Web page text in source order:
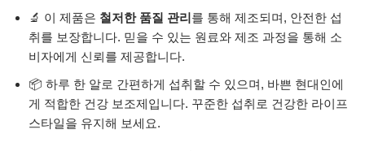
🔬 이 제품은 철저한 품질 관리를 통해 제조되며, 안전한 섭
취를 보장합니다. 믿을 수 있는 원료와 제조 과정을 통해 소
비자에게 신뢰를 제공합니다.
📦 하루 한 알로 간편하게 섭취할 수 있으며, 바쁜 현대인에
게 적합한 건강 보조제입니다. 꾸준한 섭취로 건강한 라이프
스타일을 유지해 보세요.